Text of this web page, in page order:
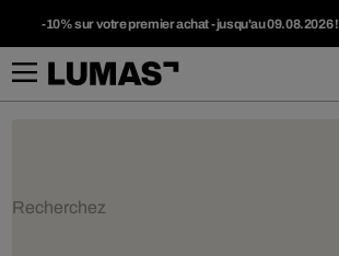
-10% sur votre premier achat - jusqu'au 09.08.2026 !